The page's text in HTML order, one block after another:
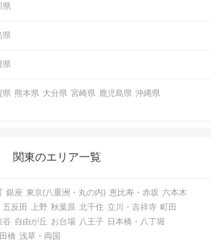
県
県
県
県 熊本県 大分県 宮崎県 鹿児島県 沖縄県
関東のエリア一覧
銀座 東京(八重洲・丸の内) 恵比寿・赤坂 六本木
反田 上野 秋葉原 北千住 立川・吉祥寺 町田
谷 自由が丘 お台場 八王子 日本橋・八丁堀
橋 浅草・両国